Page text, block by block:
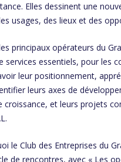
Elles dessinent une
usages, des lieux et des
principaux opérateurs du
services essentiels, pour les
leur positionnement,
leurs axes de
croissance, et leurs projets
le Club des Entreprises du
de rencontres, avec « Les